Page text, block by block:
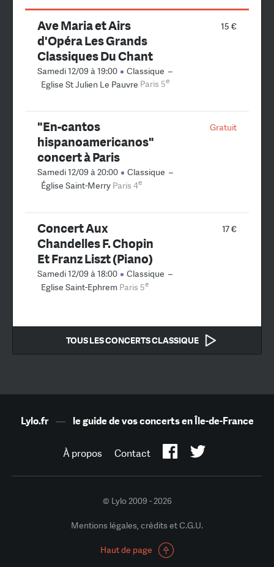
15 €
Ave Maria et Airs
d'Opéra Les Grands
Classiques Du Chant
Samedi 12/09 à 19:00 Classique –
Eglise St Julien Le Pauvre Paris 5e
Gratuit
"En-cantos
hispanoamericanos"
concert à Paris
Samedi 12/09 à 20:00 Classique –
Église Saint-Merry Paris 4e
17 €
Concert Aux
Chandelles F. Chopin
Et Franz Liszt (Piano)
Samedi 12/09 à 18:00 Classique –
Eglise Saint-Ephrem Paris 5e
TOUS LES CONCERTS CLASSIQUE
Lylo.fr— le guide de vos concerts en Île-de-France
À propos Contact
© Lylo 2009 - 2026
Mentions légales, crédits et C.G.U.
Haut de page